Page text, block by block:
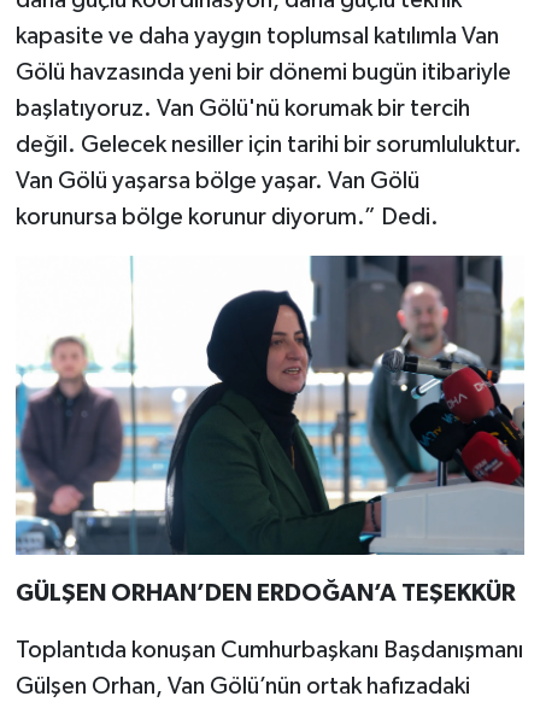
kapasite ve daha yaygın toplumsal katılımla Van
Gölü havzasında yeni bir dönemi bugün itibariyle
başlatıyoruz. Van Gölü'nü korumak bir tercih
değil. Gelecek nesiller için tarihi bir sorumluluktur.
Van Gölü yaşarsa bölge yaşar. Van Gölü
korunursa bölge korunur diyorum.” Dedi.
GÜLŞEN ORHAN’DEN ERDOĞAN’A TEŞEKKÜR
Toplantıda konuşan Cumhurbaşkanı Başdanışmanı
Gülşen Orhan, Van Gölü’nün ortak hafızadaki